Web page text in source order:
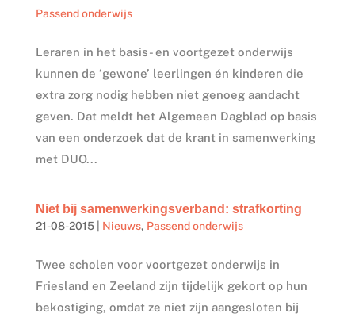
Passend onderwijs
Leraren in het basis- en voortgezet onderwijs
kunnen de ‘gewone’ leerlingen én kinderen die
extra zorg nodig hebben niet genoeg aandacht
geven. Dat meldt het Algemeen Dagblad op basis
van een onderzoek dat de krant in samenwerking
met DUO...
Niet bij samenwerkingsverband: strafkorting
21-08-2015| Nieuws, Passend onderwijs
Twee scholen voor voortgezet onderwijs in
Friesland en Zeeland zijn tijdelijk gekort op hun
bekostiging, omdat ze niet zijn aangesloten bij